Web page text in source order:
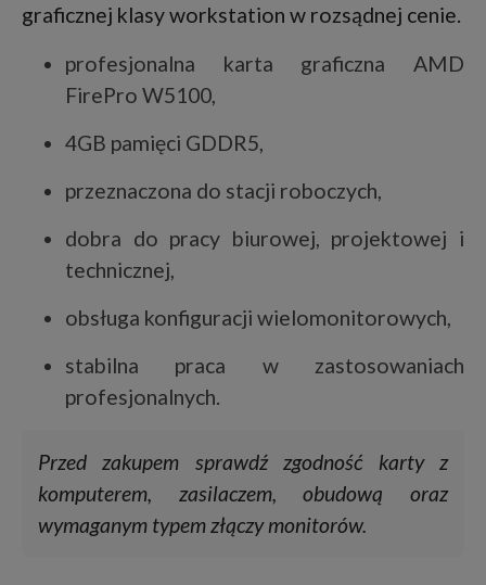
graficznej klasy workstation w rozsądnej cenie.
profesjonalna karta graficzna AMD
FirePro W5100,
4GB pamięci GDDR5,
przeznaczona do stacji roboczych,
dobra do pracy biurowej, projektowej i
technicznej,
obsługa konfiguracji wielomonitorowych,
stabilna praca w zastosowaniach
profesjonalnych.
Przed zakupem sprawdź zgodność karty z
komputerem, zasilaczem, obudową oraz
wymaganym typem złączy monitorów.